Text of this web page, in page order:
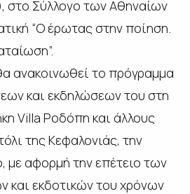
στο Σύλλογο των Αθηναίων
“Ο έρωτας στην ποίηση.
ανακοινωθεί το πρόγραμμα
και εκδηλώσεων του στη
Villa Ροδόπη και άλλους
της Κεφαλονιάς, την
με αφορμή την επέτειο των
και εκδοτικών του χρόνων